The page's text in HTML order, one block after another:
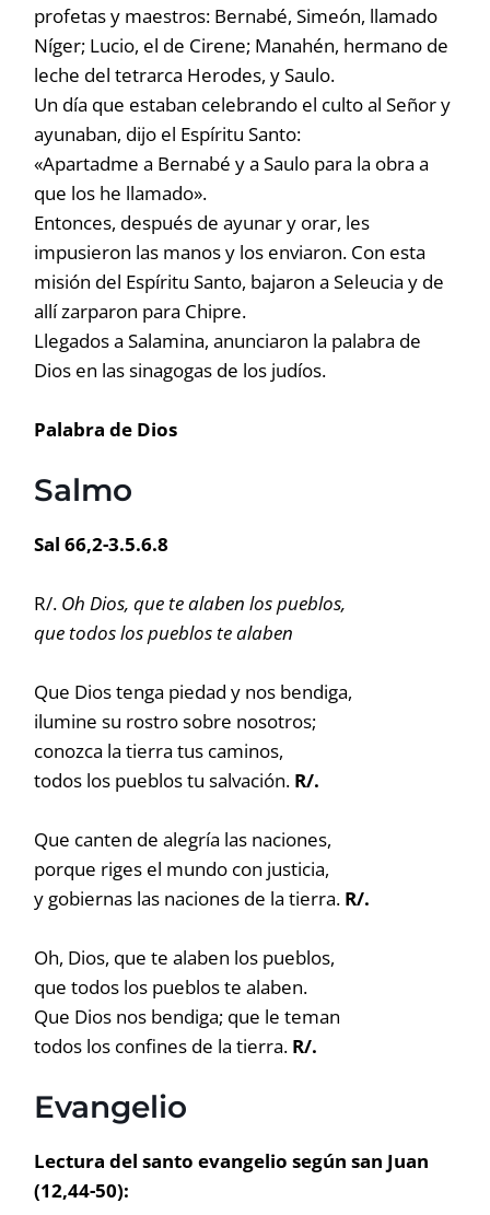
profetas y maestros: Bernabé, Simeón, llamado
Níger; Lucio, el de Cirene; Manahén, hermano de
leche del tetrarca Herodes, y Saulo.
Un día que estaban celebrando el culto al Señor y
ayunaban, dijo el Espíritu Santo:
«Apartadme a Bernabé y a Saulo para la obra a
que los he llamado».
Entonces, después de ayunar y orar, les
impusieron las manos y los enviaron. Con esta
misión del Espíritu Santo, bajaron a Seleucia y de
allí zarparon para Chipre.
Llegados a Salamina, anunciaron la palabra de
Dios en las sinagogas de los judíos.
Palabra de Dios
Salmo
Sal 66,2-3.5.6.8
R/. Oh Dios, que te alaben los pueblos,
que todos los pueblos te alaben
Que Dios tenga piedad y nos bendiga,
ilumine su rostro sobre nosotros;
conozca la tierra tus caminos,
todos los pueblos tu salvación. R/.
Que canten de alegría las naciones,
porque riges el mundo con justicia,
y gobiernas las naciones de la tierra. R/.
Oh, Dios, que te alaben los pueblos,
que todos los pueblos te alaben.
Que Dios nos bendiga; que le teman
todos los confines de la tierra. R/.
Evangelio
Lectura del santo evangelio según san Juan
(12,44-50):